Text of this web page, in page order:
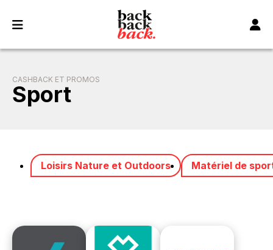
CASHBACK ET PROMOS
Sport
Loisirs Nature et Outdoors Matériel de